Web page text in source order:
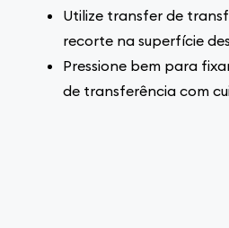
Utilize transfer de
recorte na superfície
Pressione bem para
de transferência com